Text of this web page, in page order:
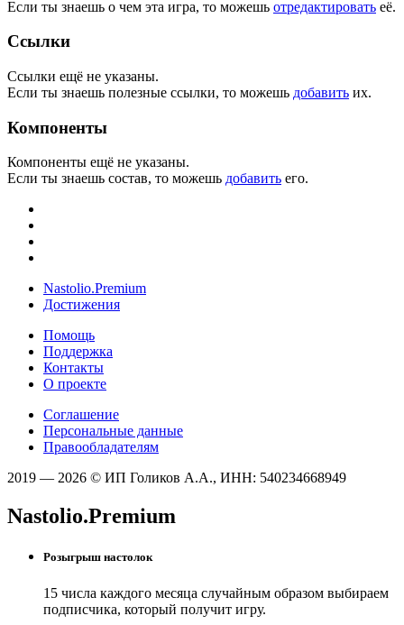
Если ты знаешь о чем эта игра, то можешь отредактировать её.
Ссылки
Ссылки ещё не указаны.
Если ты знаешь полезные ссылки, то можешь добавить их.
Компоненты
Компоненты ещё не указаны.
Если ты знаешь состав, то можешь добавить его.
Nastolio.Premium
Достижения
Помощь
Поддержка
Контакты
О проекте
Соглашение
Персональные данные
Правообладателям
2019 — 2026 © ИП Голиков А.А., ИНН: 540234668949
Nastolio.Premium
Розыгрыш настолок
15 числа каждого месяца случайным образом выбираем
подписчика, который получит игру.